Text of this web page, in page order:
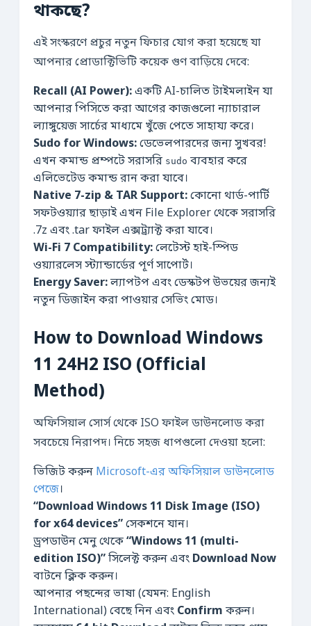
থাকছে?
এই সংস্করণে প্রচুর নতুন ফিচার যোগ করা হয়েছে যা
আপনার প্রোডাক্টিভিটি কয়েক গুণ বাড়িয়ে দেবে:
Recall (AI Power):একটি AI-চালিত টাইমলাইন যা
আপনার পিসিতে করা আগের কাজগুলো ন্যাচারাল
ল্যাঙ্গুয়েজ সার্চের মাধ্যমে খুঁজে পেতে সাহায্য করে।
Sudo for Windows:ডেভেলপারদের জন্য সুখবর!
এখন কমান্ড প্রম্পটে সরাসরি sudo ব্যবহার করে
এলিভেটেড কমান্ড রান করা যাবে।
Native 7-zip & TAR Support:কোনো থার্ড-পার্টি
সফটওয়্যার ছাড়াই এখন File Explorer থেকে সরাসরি
.7z এবং .tar ফাইল এক্সট্র্যাক্ট করা যাবে।
Wi-Fi 7 Compatibility:লেটেস্ট হাই-স্পিড
ওয়্যারলেস স্ট্যান্ডার্ডের পূর্ণ সাপোর্ট।
Energy Saver:ল্যাপটপ এবং ডেস্কটপ উভয়ের জন্যই
নতুন ডিজাইন করা পাওয়ার সেভিং মোড।
How to Download Windows
11 24H2 ISO (Official
Method)
অফিসিয়াল সোর্স থেকে ISO ফাইল ডাউনলোড করা
সবচেয়ে নিরাপদ। নিচে সহজ ধাপগুলো দেওয়া হলো:
ভিজিট করুন Microsoft-এর অফিসিয়াল ডাউনলোড
পেজে।
“Download Windows 11 Disk Image (ISO)
for x64 devices”সেকশনে যান।
ড্রপডাউন মেনু থেকে“Windows 11 (multi-
edition ISO)”সিলেক্ট করুন এবং Download Now
বাটনে ক্লিক করুন।
আপনার পছন্দের ভাষা (যেমন: English
International) বেছে নিন এবং Confirm করুন।